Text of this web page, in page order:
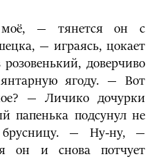
— тянется он с
— играясь, цокает
доверчиво
ягоду. — Вот
— Личико дочурки
папенька подсунул не
— Ну-ну, —
он и снова потчует